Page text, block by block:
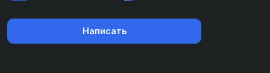
Написать